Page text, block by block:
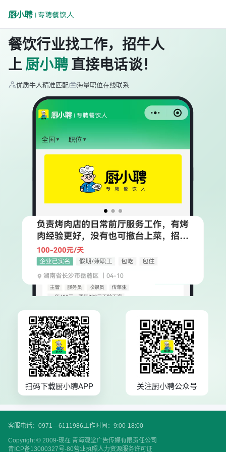
餐饮行业找工作，招牛人
上 厨小聘 直接电话谈！
优质牛人精准匹配 海量职位在线联系
扫码下载厨小聘APP 关注厨小聘公众号
客服电话：0971—6111986工作时间：9:00-18:00
Copyright © 2009-现在 青海观堂广告传媒有限责任公司
青ICP备13000327号-80营业执照人力资源服务许可证